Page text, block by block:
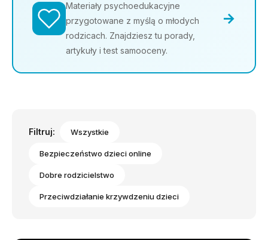
Materiały psychoedukacyjne
przygotowane z myślą o młodych
rodzicach. Znajdziesz tu porady,
artykuły i test samooceny.
→
Filtruj: Wszystkie
Bezpieczeństwo dzieci online
Dobre rodzicielstwo
Przeciwdziałanie krzywdzeniu dzieci